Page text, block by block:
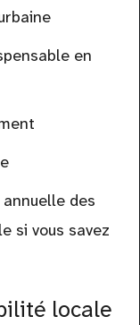
en
des
si vous savez
locale